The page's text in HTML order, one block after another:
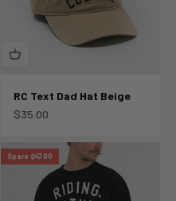
RC Text Dad Hat Beige
Angebot
$35.00
Spare $47.00